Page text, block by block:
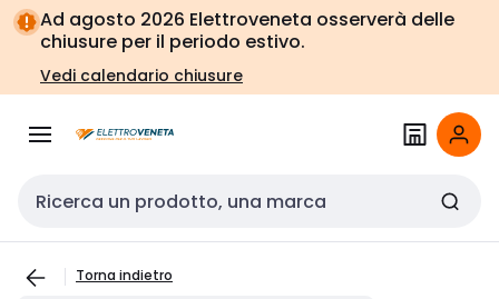
Vai alla
navigazione
Vai
alla
pagina
Ad agosto 2026 Elettroveneta osserverà delle
chiusure per il periodo estivo.
Vedi calendario chiusure
Cerca input
Torna indietro